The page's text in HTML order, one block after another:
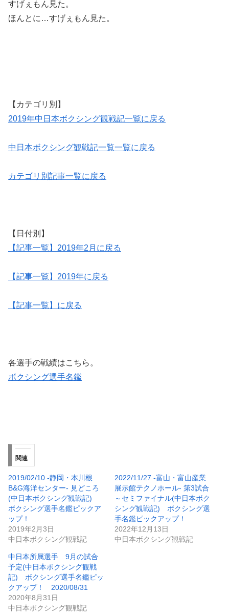
すげぇもん見た。
ほんとに…すげぇもん見た。
【カテゴリ別】
2019年中日本ボクシング観戦記一覧に戻る
中日本ボクシング観戦記一覧一覧に戻る
カテゴリ別記事一覧に戻る
【日付別】
【記事一覧】2019年2月に戻る
【記事一覧】2019年に戻る
【記事一覧】に戻る
各選手の戦績はこちら。
ボクシング選手名鑑
関連
2019/02/10 -静岡・本川根
B&G海洋センター- 見どころ
(中日本ボクシング観戦記)
ボクシング選手名鑑ピックア
ップ！
2019年2月3日
中日本ボクシング観戦記
2022/11/27 -富山・富山産業
展示館テクノホール- 第3試合
～セミファイナル(中日本ボク
シング観戦記) ボクシング選
手名鑑ピックアップ！
2022年12月13日
中日本ボクシング観戦記
中日本所属選手 9月の試合
予定(中日本ボクシング観戦
記) ボクシング選手名鑑ピッ
クアップ！ 2020/08/31
2020年8月31日
中日本ボクシング観戦記